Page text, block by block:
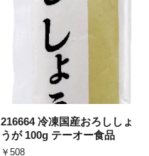
216664 冷凍国産おろししょ
うが 100g テーオー食品
￥508